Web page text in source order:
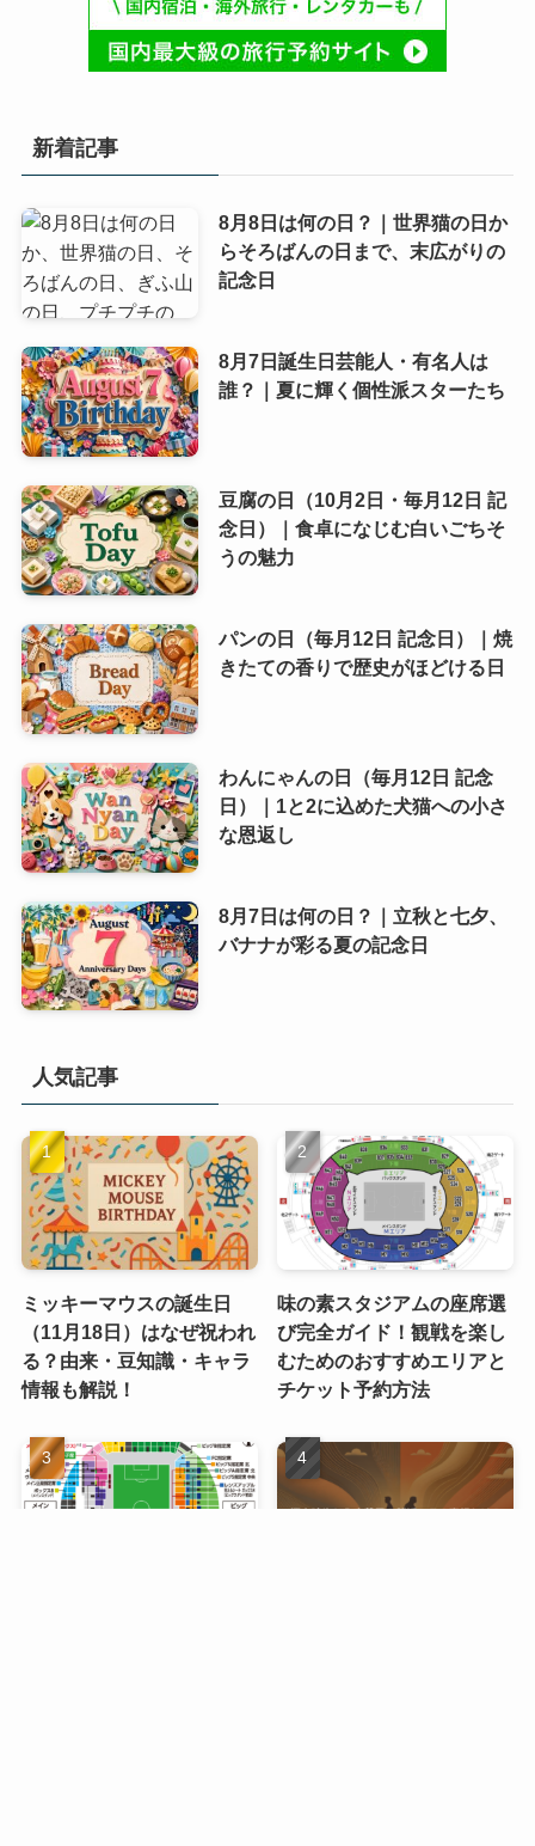
新着記事
8月8日は何の日？｜世界猫の日か
らそろばんの日まで、末広がりの
記念日
8月7日誕生日芸能人・有名人は
誰？｜夏に輝く個性派スターたち
豆腐の日（10月2日・毎月12日 記
念日）｜食卓になじむ白いごちそ
うの魅力
パンの日（毎月12日 記念日）｜焼
きたての香りで歴史がほどける日
わんにゃんの日（毎月12日 記念
日）｜1と2に込めた犬猫への小さ
な恩返し
8月7日は何の日？｜立秋と七夕、
バナナが彩る夏の記念日
人気記事
ミッキーマウスの誕生日
（11月18日）はなぜ祝われ
る？由来・豆知識・キャラ
情報も解説！
味の素スタジアムの座席選
び完全ガイド！観戦を楽し
むためのおすすめエリアと
チケット予約方法